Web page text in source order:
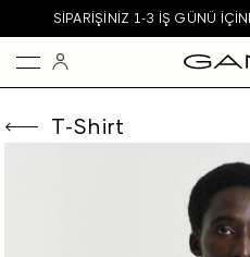
SIPARIŞINIZ 1-3 IŞ GÜNÜ
T-Shirt